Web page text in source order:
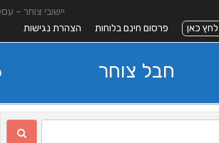
יישובי צוחר –
כאן
פרסום חינם בלוחות הצהרת נגישות
חבל צוחר